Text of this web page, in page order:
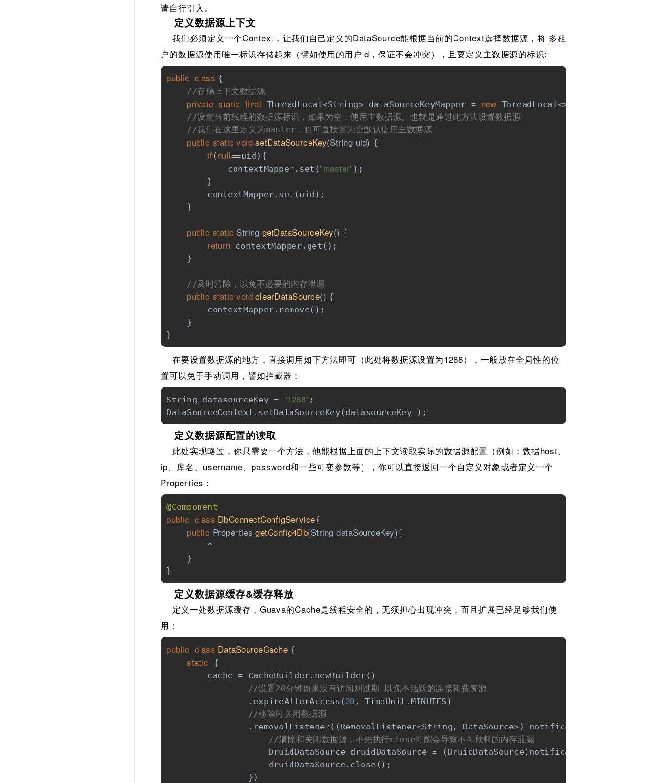
请自行引入。
定义数据源上下文
我们必须定义一个Context，让我们自己定义的DataSource能根据当前的Context选择数据源，将 多租
户的数据源使用唯一标识存储起来（譬如使用的用户id，保证不会冲突），且要定义主数据源的标识:
public class {
//存储上下文数据源
private static final ThreadLocal<String> dataSourceKeyMapper = new ThreadLocal<>();
//设置当前线程的数据源标识，如果为空，使用主数据源。也就是通过此方法设置数据源
//我们在这里定义为master，也可直接置为空默认使用主数据源
public static void setDataSourceKey(String uid) {
if( null==uid){
contextMapper.set( "master" );
}
contextMapper.set(uid);
}
public static String getDataSourceKey() {
return contextMapper.get();
}
//及时清除，以免不必要的内存泄漏
public static void clearDataSource() {
contextMapper.remove();
}
}
在要设置数据源的地方，直接调用如下方法即可（此处将数据源设置为1288），一般放在全局性的位
置可以免于手动调用，譬如拦截器：
String datasourceKey = "1288" ;
DataSourceContext.setDataSourceKey(datasourceKey );
定义数据源配置的读取
此处实现略过，你只需要一个方法，他能根据上面的上下文读取实际的数据源配置（例如：数据host、
ip、库名、username、password和一些可变参数等），你可以直接返回一个自定义对象或者定义一个
Properties：
@Component
public class DbConnectConfigService{
public Properties getConfig4Db(String dataSourceKey){
^
}
}
定义数据源缓存&缓存释放
定义一处数据源缓存，Guava的Cache是线程安全的，无须担心出现冲突，而且扩展已经足够我们使
用：
public class DataSourceCache {
static {
cache = CacheBuilder.newBuilder()
//设置20分钟如果没有访问则过期 以免不活跃的连接耗费资源
.expireAfterAccess( 20 , TimeUnit.MINUTES)
//移除时关闭数据源
.removalListener((RemovalListener<String, DataSource>) notification -> {
//清除和关闭数据源，不先执行close可能会导致不可预料的内存泄漏
DruidDataSource druidDataSource = (DruidDataSource)notification.getValue();
druidDataSource.close();
})